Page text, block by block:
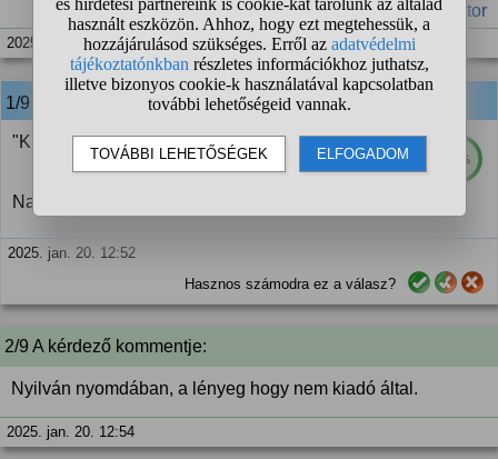
#regény #könyvkiadás #szerkesztő #lektor
2025. jan. 20. 12:42
1/9 válasza:
67%
"Kinyomtatnám saját magamtól "
Na ne...
2025. jan. 20. 12:52
Hasznos számodra ez a válasz?
2/9 A kérdező kommentje:
Nyilván nyomdában, a lényeg hogy nem kiadó által.
2025. jan. 20. 12:54